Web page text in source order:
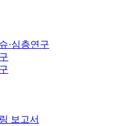
·심층연구
보고서